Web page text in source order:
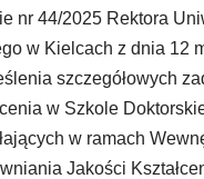
nr 44/2025 Rektora
w Kielcach z dnia 12
szczegółowych
w Szkole
w ramach
Jakości